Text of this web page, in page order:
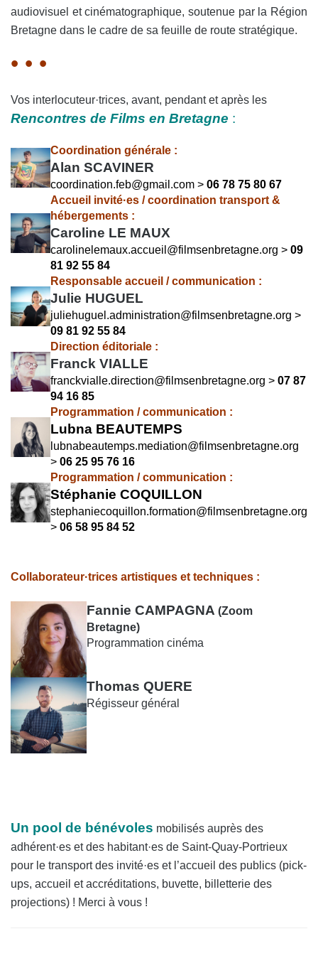
audiovisuel et cinématographique, soutenue par la Région
Bretagne dans le cadre de sa feuille de route stratégique.
• • •
Vos interlocuteur·trices, avant, pendant et après les
Rencontres de Films en Bretagne :
Coordination générale :
Alan SCAVINER
coordination.feb@gmail.com > 06 78 75 80 67
Accueil invité·es / coordination transport &
hébergements :
Caroline LE MAUX
carolinelemaux.accueil@filmsenbretagne.org > 09
81 92 55 84
Responsable accueil / communication :
Julie HUGUEL
juliehuguel.administration@filmsenbretagne.org >
09 81 92 55 84
Direction éditoriale :
Franck VIALLE
franckvialle.direction@filmsenbretagne.org > 07 87
94 16 85
Programmation / communication :
Lubna BEAUTEMPS
lubnabeautemps.mediation@filmsenbretagne.org
> 06 25 95 76 16
Programmation / communication :
Stéphanie COQUILLON
stephaniecoquillon.formation@filmsenbretagne.org
> 06 58 95 84 52
Collaborateur·trices artistiques et techniques :
Fannie CAMPAGNA (Zoom
Bretagne)
Programmation cinéma
Thomas QUERE
Régisseur général
Un pool de bénévoles mobilisés auprès des
adhérent·es et des habitant·es de Saint-Quay-Portrieux
pour le transport des invité·es et l’accueil des publics (pick-
ups, accueil et accréditations, buvette, billetterie des
projections) ! Merci à vous !